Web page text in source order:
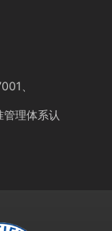
、
理体系认